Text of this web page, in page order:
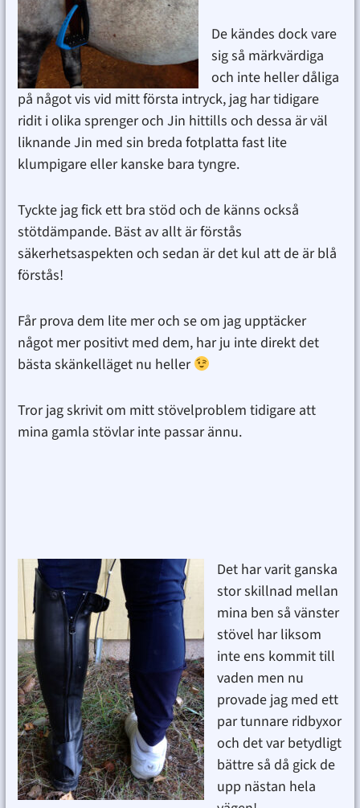
De kändes dock vare
sig så märkvärdiga
och inte heller dåliga
på något vis vid mitt första intryck, jag har tidigare
ridit i olika sprenger och Jin hittills och dessa är väl
liknande Jin med sin breda fotplatta fast lite
klumpigare eller kanske bara tyngre.
Tyckte jag fick ett bra stöd och de känns också
stötdämpande. Bäst av allt är förstås
säkerhetsaspekten och sedan är det kul att de är blå
förstås!
Får prova dem lite mer och se om jag upptäcker
något mer positivt med dem, har ju inte direkt det
bästa skänkelläget nu heller
Tror jag skrivit om mitt stövelproblem tidigare att
mina gamla stövlar inte passar ännu.
Det har varit ganska
stor skillnad mellan
mina ben så vänster
stövel har liksom
inte ens kommit till
vaden men nu
provade jag med ett
par tunnare ridbyxor
och det var betydligt
bättre så då gick de
upp nästan hela